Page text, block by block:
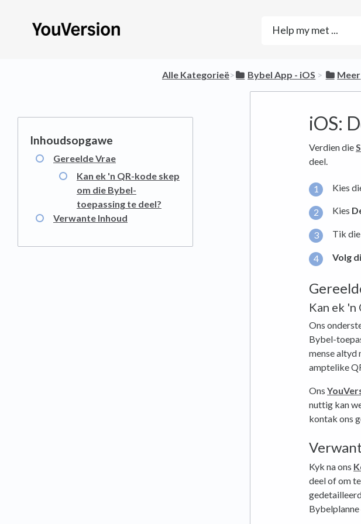
Alle Kategorieë​>​ ​Bybel App - iOS ​ > ​ ​Meer
iOS:
Gereelde Vrae
Kan ek 'n QR-kode skep
om die Bybel-
toepassing te deel?
Verwante Inhoud
Verdien die
deel.
Kies
Kies
Tik die
Volg
Kan ek
Ons
Bybel-
mense altyd
amptelike
Ons
nuttig kan
kontak ons
Kyk na ons
deel of om
Bybelplanne